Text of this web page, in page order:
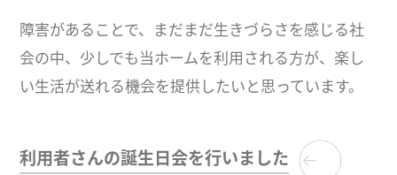
障害があることで、まだまだ生きづらさを感じる社
会の中、少しでも当ホームを利用される方が、楽し
い生活が送れる機会を提供したいと思っています。
利用者さんの誕生日会を行いました